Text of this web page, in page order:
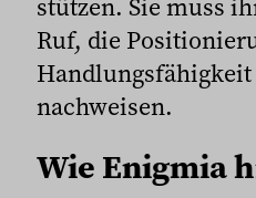
Ruf, die
nachweisen.
Wie Enigmia